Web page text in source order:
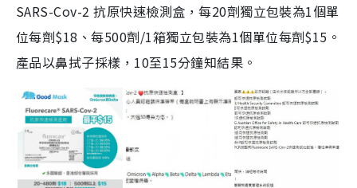
SARS-Cov-2 抗原快速檢測盒，每20劑獨立包裝為1個單
位每劑$18、每500劑/1箱獨立包裝為1個單位每劑$15。
產品以鼻拭子採樣，10至15分鐘知結果。